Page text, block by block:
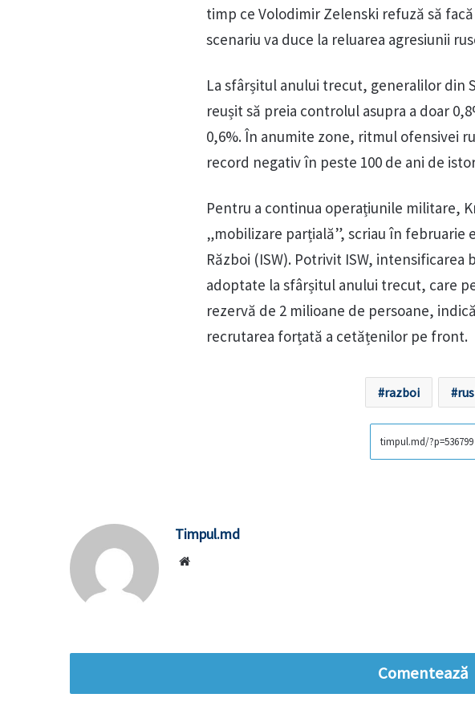
timp ce Volodimir Zelenski refuză să
scenariu va duce la reluarea agresiunii
La sfârșitul anului trecut, generalilor din
reușit să preia controlul asupra a doar
0,6%. În anumite zone, ritmul ofensivei
record negativ în peste 100 de ani de
Pentru a continua operațiunile militare,
„mobilizare parțială”, scriau în
Război (ISW). Potrivit ISW,
adoptate la sfârșitul anului trecut, care
rezervă de 2 milioane de persoane,
recrutarea forțată a cetățenilor pe front.
razboi
Timpul.md
Comentează